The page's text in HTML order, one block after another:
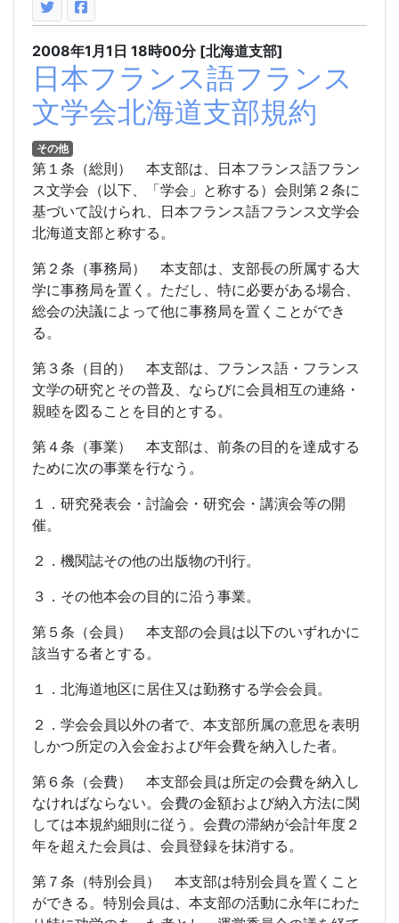
2008年1月1日 18時00分 [北海道支部]
日本フランス語フランス
文学会北海道支部規約
その他
第１条（総則） 本支部は、日本フランス語フラン
ス文学会（以下、「学会」と称する）会則第２条に
基づいて設けられ、日本フランス語フランス文学会
北海道支部と称する。
第２条（事務局） 本支部は、支部長の所属する大
学に事務局を置く。ただし、特に必要がある場合、
総会の決議によって他に事務局を置くことができ
る。
第３条（目的） 本支部は、フランス語・フランス
文学の研究とその普及、ならびに会員相互の連絡・
親睦を図ることを目的とする。
第４条（事業） 本支部は、前条の目的を達成する
ために次の事業を行なう。
１．研究発表会・討論会・研究会・講演会等の開
催。
２．機関誌その他の出版物の刊行。
３．その他本会の目的に沿う事業。
第５条（会員） 本支部の会員は以下のいずれかに
該当する者とする。
１．北海道地区に居住又は勤務する学会会員。
２．学会会員以外の者で、本支部所属の意思を表明
しかつ所定の入会金および年会費を納入した者。
第６条（会費） 本支部会員は所定の会費を納入し
なければならない。会費の金額および納入方法に関
しては本規約細則に従う。会費の滞納が会計年度２
年を超えた会員は、会員登録を抹消する。
第７条（特別会員） 本支部は特別会員を置くこと
ができる。特別会員は、本支部の活動に永年にわた